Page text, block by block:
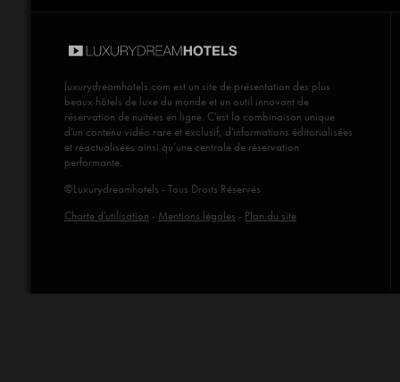
luxurydreamhotels.com est un site de présentation des plus
beaux hôtels de luxe du monde et un outil innovant de
réservation de nuitées en ligne. C'est la combinaison unique
d'un contenu vidéo rare et exclusif, d'informations éditorialisées
et réactualisées ainsi qu’une centrale de réservation
performante.
©Luxurydreamhotels - Tous Droits Réservés
Charte d'utilisation - Mentions légales - Plan du site